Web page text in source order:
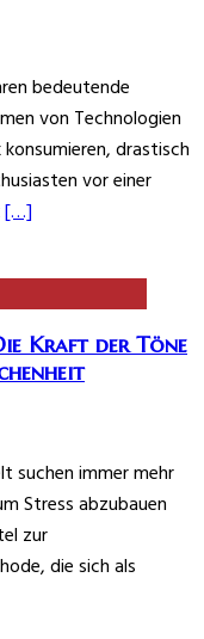
bedeutende
von Technologien
drastisch
vor einer
[…]
Kraft der Töne
suchen immer mehr
Stress abzubauen
zur
die sich als